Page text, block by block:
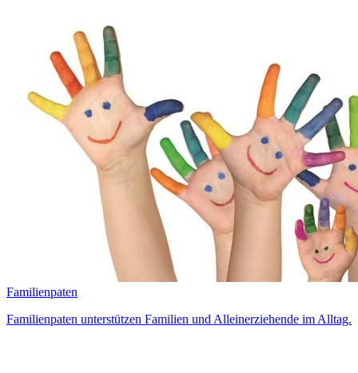
Familienpaten
Familienpaten unterstützen Familien und Alleinerziehende im Alltag.